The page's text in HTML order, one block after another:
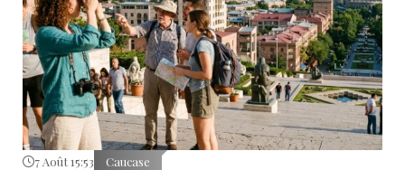
7 Août 15:53 Caucase